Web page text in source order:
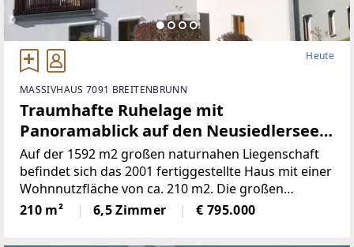
Heute
MASSIVHAUS 7091 BREITENBRUNN
Traumhafte Ruhelage mit
Panoramablick auf den Neusiedlersee
(Provisionsfrei)
Auf der 1592 m2 großen naturnahen Liegenschaft
befindet sich das 2001 fertiggestellte Haus mit einer
Wohnnutzfläche von ca. 210 m2. Die großen
Fensterspenden viel Tageslicht und ermöglichen auf
mehreren Ebenen einenaußergewöhnlichen Blick
210 m² 6,5 Zimmer € 795.000